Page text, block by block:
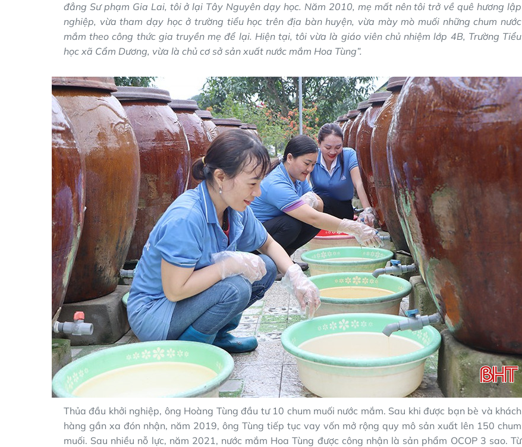
đẳng Sư phạm Gia Lai, tôi ở lại Tây Nguyên dạy học. Năm 2010, mẹ mất nên tôi trở về quê hương lập
nghiệp, vừa tham dạy học ở trường tiểu học trên địa bàn huyện, vừa mày mò muối những chum nước
mắm theo công thức gia truyền mẹ để lại. Hiện tại, tôi vừa là giáo viên chủ nhiệm lớp 4B, Trường Tiểu
học xã Cẩm Dương, vừa là chủ cơ sở sản xuất nước mắm Hoa Tùng”.
Thủa đầu khởi nghiệp, ông Hoàng Tùng đầu tư 10 chum muối nước mắm. Sau khi được bạn bè và khách
hàng gần xa đón nhận, năm 2019, ông Tùng tiếp tục vay vốn mở rộng quy mô sản xuất lên 150 chum
muối. Sau nhiều nỗ lực, năm 2021, nước mắm Hoa Tùng được công nhận là sản phẩm OCOP 3 sao. Từ